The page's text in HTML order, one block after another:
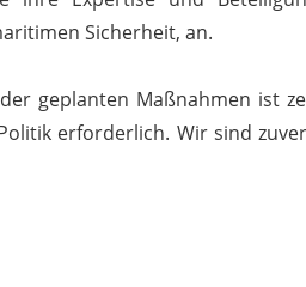
Sicherheit, an.
geplanten Maßnahmen ist
erforderlich. Wir sind